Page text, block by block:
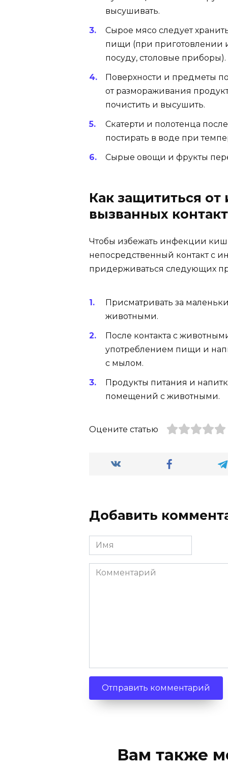
высушивать.
Сырое мясо следует
пищи (при приготовлении
посуду, столовые приборы).
Поверхности и предметы
от размораживания
почистить и высушить.
Скатерти и полотенца
постирать в воде при
Сырые овощи и фрукты
Как защититься
вызванных
Чтобы избежать инфекции
непосредственный контакт с
придерживаться следующих
Присматривать за
животными.
После контакта с
употреблением пищи и
с мылом.
Продукты питания и
помещений с животными.
Оцените статью
Добавить
Имя
Комментарий
Вам также